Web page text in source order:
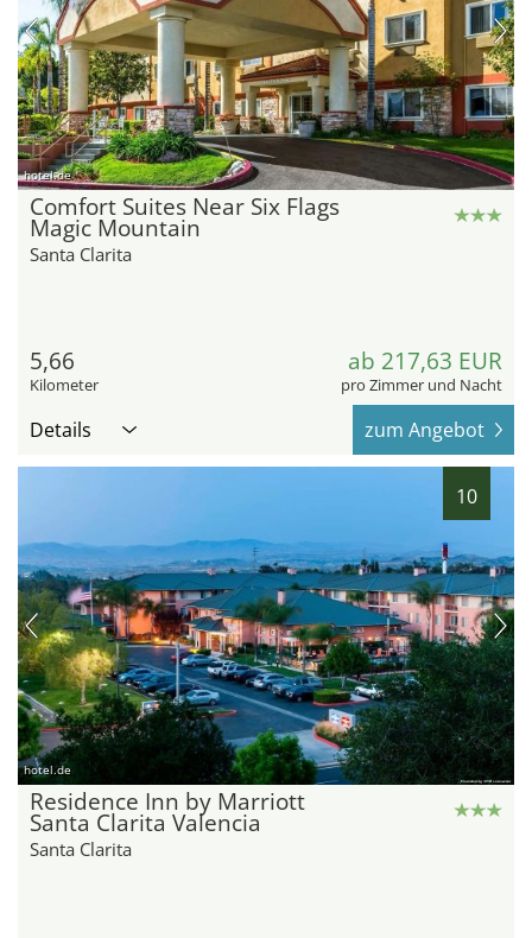
hotel.de
Comfort Suites Near Six Flags
Magic Mountain
Santa Clarita
5,66
Kilometer
ab 217,63 EUR
pro Zimmer und Nacht
Details zum Angebot
10
hotel.de
Residence Inn by Marriott
Santa Clarita Valencia
Santa Clarita